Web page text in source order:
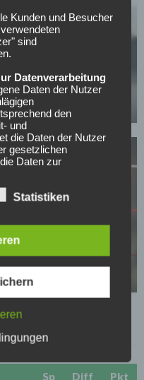
will bleiben:
sinkende Schiff?
Sp Diff
Pkt
Kunden und Besucher
sind
Datenverarbeitung
Daten der Nutzer
den
und
die Daten der Nutzer
gesetzlichen
Daten zur
gesetzlich
einer
und
entsprechend dem
stellen, dass die
eingehalten
uns verarbeiteten
zu schützen.
bezeichnet als
und deren
Statistiken